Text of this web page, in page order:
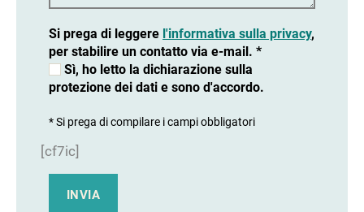
Si prega di leggere l'informativa sulla privacy,
per stabilire un contatto via e-mail. *
Sì, ho letto la dichiarazione sulla
protezione dei dati e sono d'accordo.
* Si prega di compilare i campi obbligatori
[cf7ic]